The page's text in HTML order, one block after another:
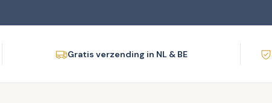
Gratis verzending in NL & BE